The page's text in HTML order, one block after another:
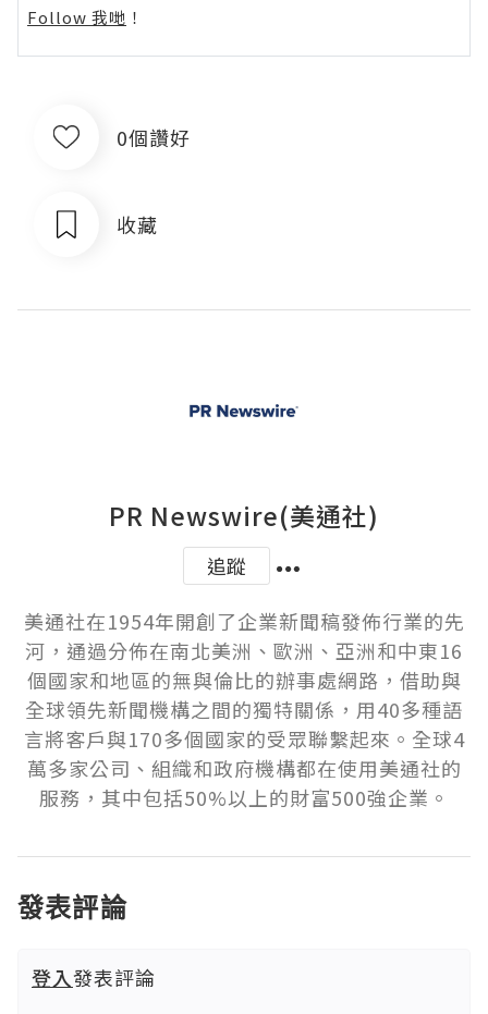
Follow 我哋 ！
0個讚好
收藏
PR Newswire(美通社)
追蹤
美通社在1954年開創了企業新聞稿發佈行業的先
河，通過分佈在南北美洲、歐洲、亞洲和中東16
個國家和地區的無與倫比的辦事處網路，借助與
全球領先新聞機構之間的獨特關係，用40多種語
言將客戶與170多個國家的受眾聯繫起來。全球4
萬多家公司、組織和政府機構都在使用美通社的
服務，其中包括50%以上的財富500強企業。
發表評論
登入發表評論